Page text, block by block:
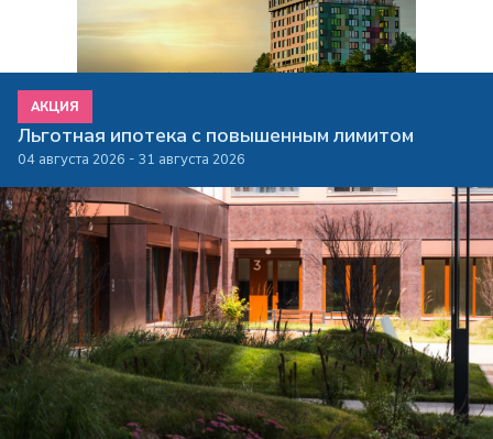
АКЦИЯ
Льготная ипотека с повышенным лимитом
04 августа 2026 - 31 августа 2026